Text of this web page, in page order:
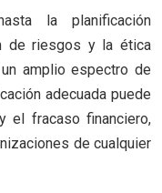
la planificación
de riesgos y la ética
amplio espectro de
adecuada puede
el fracaso financiero,
de cualquier